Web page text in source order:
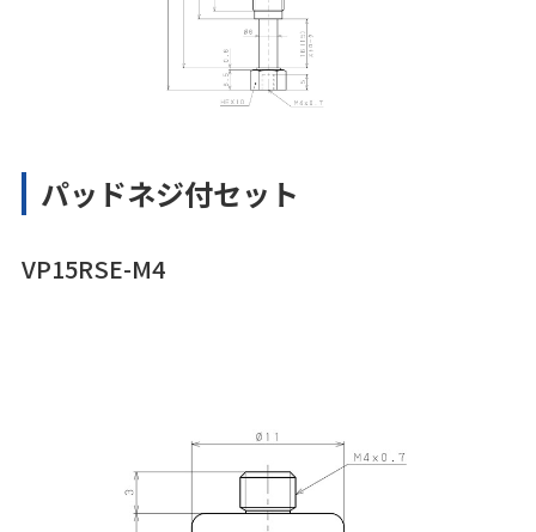
パッドネジ付セット
VP15RSE-M4